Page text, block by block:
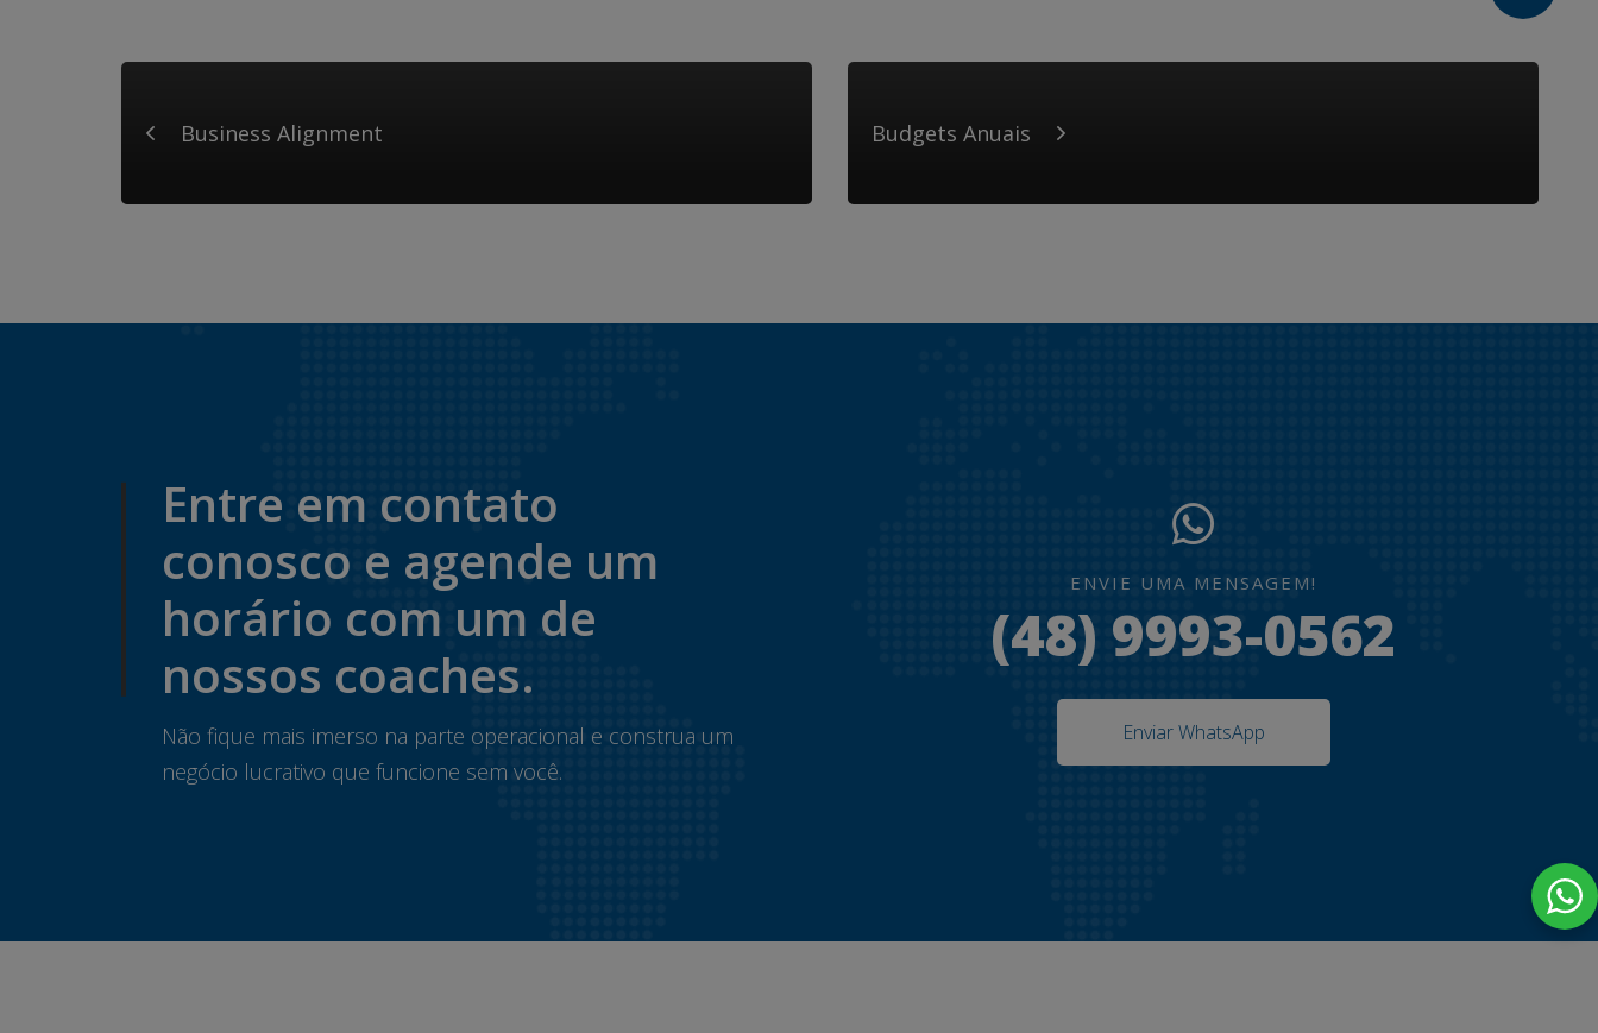
Business Alignment Budgets Anuais
Entre em contato
conosco e agende um
horário com um de
nossos coaches.
Não fique mais imerso na parte operacional e construa um
negócio lucrativo que funcione sem você.
ENVIE UMA MENSAGEM!
(48) 9993-0562
Enviar WhatsApp